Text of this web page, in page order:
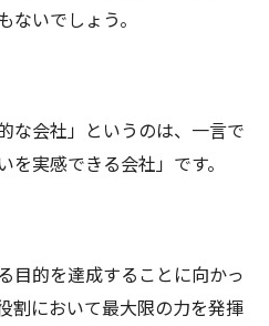
いでしょう。
な会社」というのは、一言で
実感できる会社」です。
目的を達成することに向かっ
割において最大限の力を発揮